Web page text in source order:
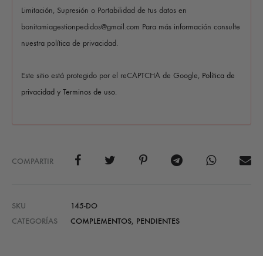
Limitación, Supresión o Portabilidad de tus datos en
bonitamiagestionpedidos@gmail.com Para más información consulte
nuestra política de privacidad.
Este sitio está protegido por el reCAPTCHA de Google, Política de
privacidad y Terminos de uso.
COMPARTIR
SKU
145-DO
CATEGORÍAS
COMPLEMENTOS, PENDIENTES